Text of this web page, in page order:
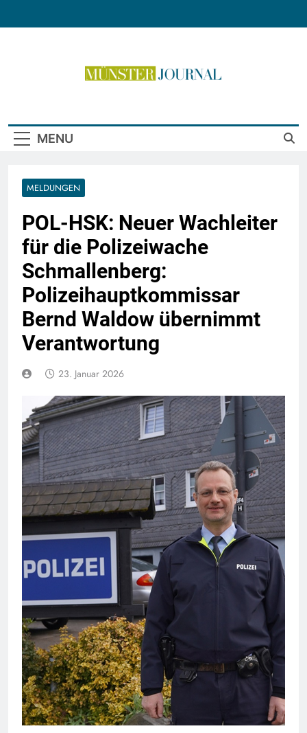
MENU
MELDUNGEN
POL-HSK: Neuer Wachleiter
für die Polizeiwache
Schmallenberg:
Polizeihauptkommissar
Bernd Waldow übernimmt
Verantwortung
23. Januar 2026